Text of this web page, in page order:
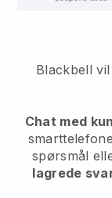
Blackbell
Chat med
spørsmål
lagrede